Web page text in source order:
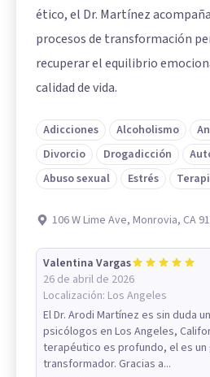
ético, el Dr. Martínez
procesos de transformación
recuperar el equilibrio
calidad de vida.
Adicciones Alcoholismo
Divorcio
Drogadicción
Abuso sexual
Estrés
106 W Lime Ave, Monrovia, CA
Valentina Vargas
26 de abril de 2026
Localización: Los Angeles
El Dr. Arodi Martínez es sin duda
psicólogos en Los Angeles,
terapéutico es profundo, el es un
transformador. Gracias a...